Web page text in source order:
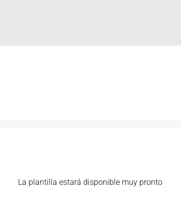
La plantilla estará disponible muy pronto